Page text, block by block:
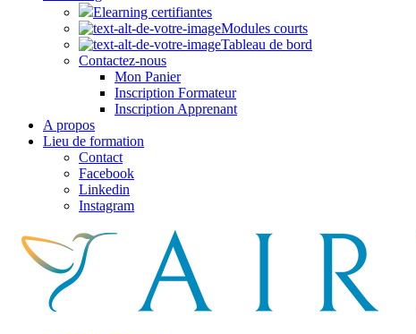
Elearning certifiantes
Modules courts
Tableau de bord
Contactez-nous
Mon Panier
Inscription Formateur
Inscription Apprenant
A propos
Lieu de formation
Contact
Facebook
Linkedin
Instagram